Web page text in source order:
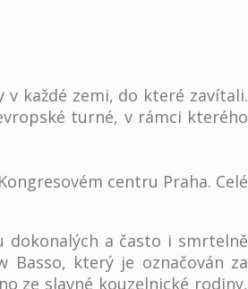
každé zemi, do které zavítali.
turné, v rámci kterého
centru Praha. Celé
dokonalých a často i smrtelně
Basso, který je označován za
ze slavné kouzelnické rodiny,